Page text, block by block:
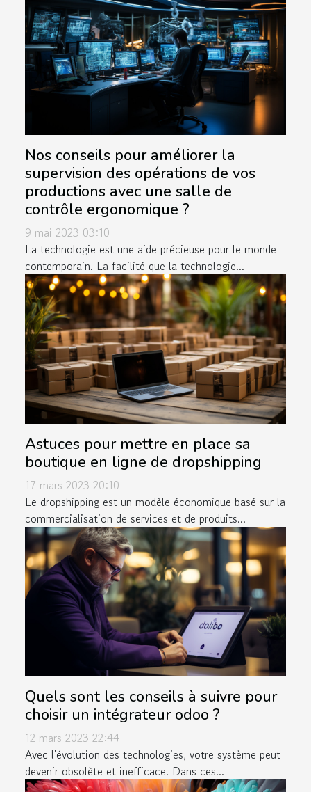
Nos conseils pour améliorer la
supervision des opérations de vos
productions avec une salle de
contrôle ergonomique ?
9 mai 2023 03:10
La technologie est une aide précieuse pour le monde
contemporain. La facilité que la technologie...
Astuces pour mettre en place sa
boutique en ligne de dropshipping
17 mars 2023 20:10
Le dropshipping est un modèle économique basé sur la
commercialisation de services et de produits...
Quels sont les conseils à suivre pour
choisir un intégrateur odoo ?
12 mars 2023 22:44
Avec l'évolution des technologies, votre système peut
devenir obsolète et inefficace. Dans ces...